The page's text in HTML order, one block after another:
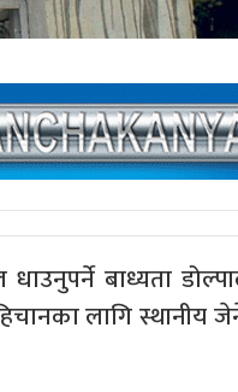
बाध्यता
लागि स्थानीय